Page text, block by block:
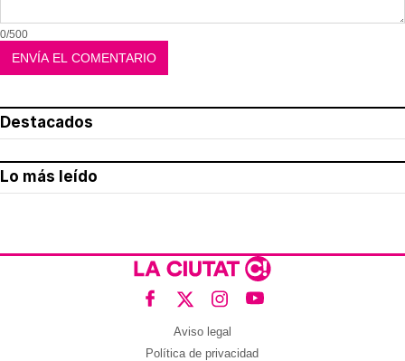
0/500
Destacados
Lo más leído
Aviso legal
Política de privacidad